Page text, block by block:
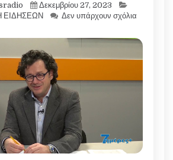
Δεκεμβρίου 27, 2023
ΕΙΔΗΣΕΩΝ Δεν υπάρχουν σχόλια